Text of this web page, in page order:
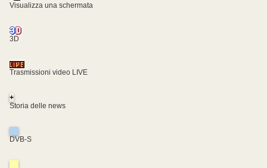
Visualizza una schermata
3D
Trasmissioni video LIVE
+
Storia delle news
DVB-S